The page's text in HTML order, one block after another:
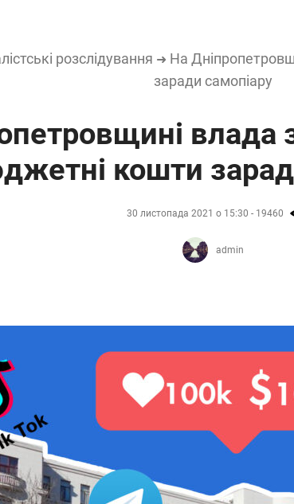
розслідування ➜ На
заради самопіару
влада
кошти
30 листопада 2021 о 15:30 - 19460
admin